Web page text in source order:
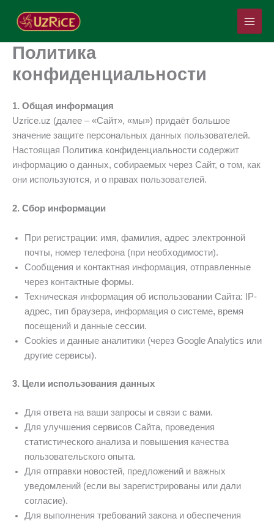
Main
Menu
Политика
конфиденциальности
1. Общая информация
Uzrice.uz (далее – «Сайт», «мы») придаёт большое
значение защите персональных данных пользователей.
Настоящая Политика конфиденциальности содержит
информацию о данных, собираемых через Сайт, о том, как
они используются, и о правах пользователей.
2. Сбор информации
При регистрации: имя, фамилия, адрес электронной
почты, номер телефона (при необходимости).
Сообщения и контактная информация, отправленные
через контактные формы.
Техническая информация об использовании Сайта: IP-
адрес, тип браузера, информация о системе, время
посещений и данные сессии.
Cookies и данные аналитики (через Google Analytics или
другие сервисы).
3. Цели использования данных
Для ответа на ваши запросы и связи с вами.
Для улучшения сервисов Сайта, проведения
статистического анализа и повышения качества
пользовательского опыта.
Для отправки новостей, предложений и важных
уведомлений (если вы зарегистрированы или дали
согласие).
Для выполнения требований закона и обеспечения